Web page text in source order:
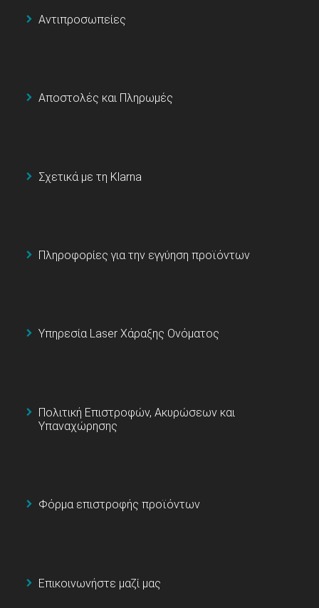
Αντιπροσωπείες
Αποστολές και Πληρωμές
Σχετικά με τη Klarna
Πληροφορίες για την εγγύηση προϊόντων
Υπηρεσία Laser Χάραξης Ονόματος
Πολιτική Επιστροφών, Ακυρώσεων και
Υπαναχώρησης
Φόρμα επιστροφής προϊόντων
Επικοινωνήστε μαζί μας